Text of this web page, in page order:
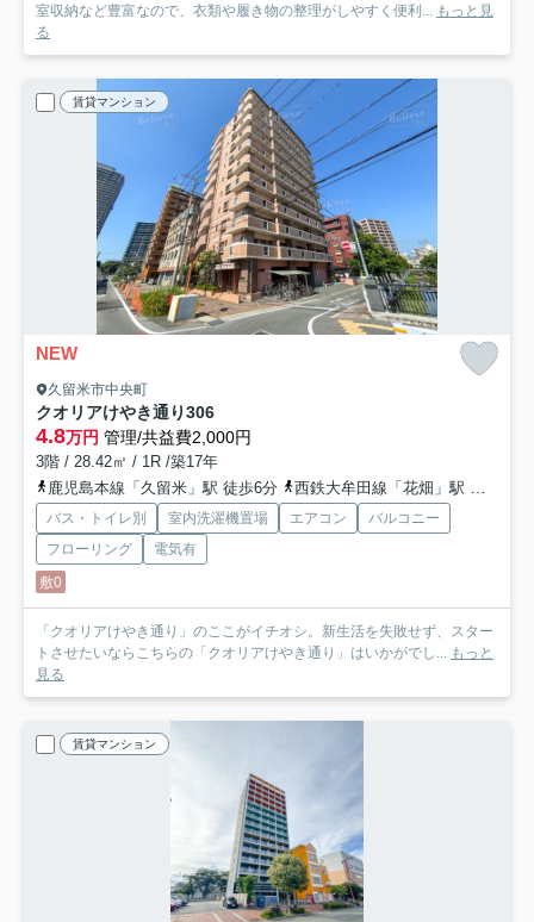
室収納など豊富なので、衣類や履き物の整理がしやすく便利...
もっと見
る
賃貸マンション
NEW
久留米市中央町
クオリアけやき通り306
4.8万円 管理/共益費2,000円
3階 / 28.42㎡ / 1R /築17年
鹿児島本線「久留米」駅 徒歩6分
西鉄大牟田線「花畑」駅 徒歩25分
バス・トイレ別 室内洗濯機置場 エアコン
バルコニー
フローリング
電気有
敷0
「クオリアけやき通り」のここがイチオシ。新生活を失敗せず、スター
トさせたいならこちらの「クオリアけやき通り」はいかがでし...
もっと
見る
賃貸マンション